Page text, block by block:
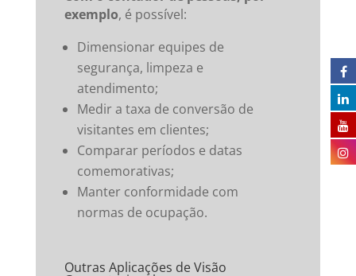
exemplo, é possível:
Dimensionar equipes de
segurança, limpeza e
atendimento;
Medir a taxa de conversão de
visitantes em clientes;
Comparar períodos e datas
comemorativas;
Manter conformidade com
normas de ocupação.
Outras Aplicações de Visão